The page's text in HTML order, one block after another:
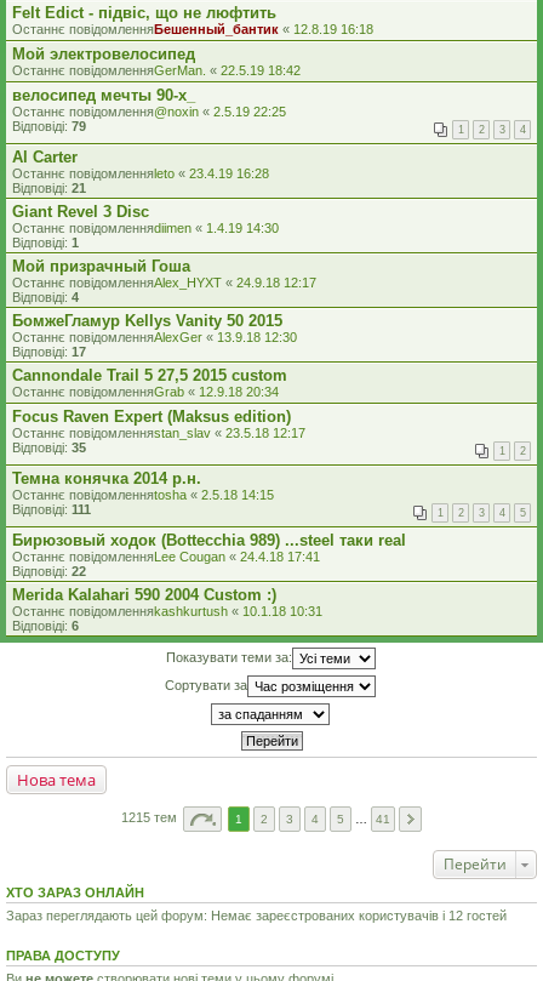
Felt Edict - підвіс, що не люфтить
Останнє повідомленняБешенный_бантик « 12.8.19 16:18
Мой электровелосипед
Останнє повідомленняGerMan. « 22.5.19 18:42
велосипед мечты 90-х_
Останнє повідомлення@noxin « 2.5.19 22:25
Відповіді: 79 1 2 3 4
Al Carter
Останнє повідомленняleto « 23.4.19 16:28
Відповіді: 21
Giant Revel 3 Disc
Останнє повідомленняdiimen « 1.4.19 14:30
Відповіді: 1
Мой призрачный Гоша
Останнє повідомленняAlex_HYXT « 24.9.18 12:17
Відповіді: 4
БомжеГламур Kellys Vanity 50 2015
Останнє повідомленняAlexGer « 13.9.18 12:30
Відповіді: 17
Cannondale Trail 5 27,5 2015 custom
Останнє повідомленняGrab « 12.9.18 20:34
Focus Raven Expert (Maksus edition)
Останнє повідомленняstan_slav « 23.5.18 12:17
Відповіді: 35 1 2
Темна конячка 2014 р.н.
Останнє повідомленняtosha « 2.5.18 14:15
Відповіді: 111 1 2 3 4 5
Бирюзовый ходок (Bottecchia 989) ...steel таки real
Останнє повідомленняLee Cougan « 24.4.18 17:41
Відповіді: 22
Merida Kalahari 590 2004 Custom :)
Останнє повідомленняkashkurtush « 10.1.18 10:31
Відповіді: 6
Показувати теми за:
Сортувати за
Нова тема
1215 тем 1 2 3 4 5 41
Перейти
ХТО ЗАРАЗ ОНЛАЙН
Зараз переглядають цей форум: Немає зареєстрованих користувачів і 12 гостей
ПРАВА ДОСТУПУ